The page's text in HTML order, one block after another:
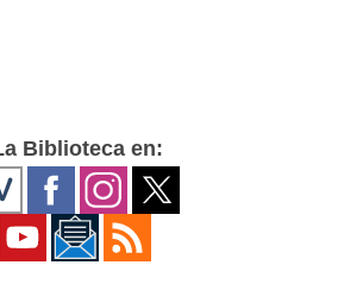
Biblioteca en: